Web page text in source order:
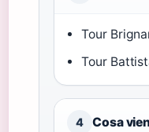
Tour
Tour
4 Cosa